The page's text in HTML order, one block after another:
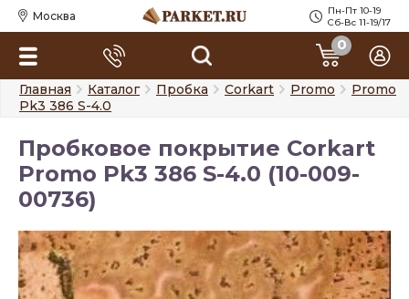
Москва
Пн-Пт 10-19
Сб-Вс 11-19/17
0
Главная Каталог Пробка Corkart Promo
Promo
Pk3 386 S-4.0
Пробковое покрытие Corkart
Promo Pk3 386 S-4.0 (10-009-
00736)